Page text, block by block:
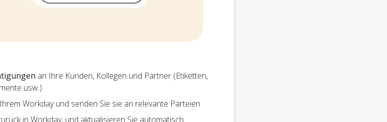
an Ihre Kunden, Kollegen und Partner (Etiketten,
usw.)
Workday und senden Sie sie an relevante Parteien
in Workday, und aktualisieren Sie automatisch